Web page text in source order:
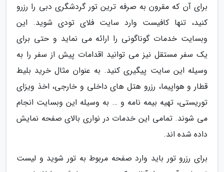
برای آن که مقرون به صرفه ترین تور گردشگری دبی را رزرو
کنید، تنها کافیست وارد سایت فلای تودی شوید. این
وبسایت خدمات گوناگونی را ارائه می نماید و حتی برای
یک سفر مستقل نیز می توانید اقدامات پیش از سفر را به
وسیله این سایت پیگیری کنید. به عنوان مثال خرید بلیط
قطار و هواپیما، رزرو هتل های داخلی و خارجی، اخذ ویزای
توریستی، تهیه بیمه نامه و … به وسیله این وبسایت انجام
می شوند. تمامی این خدمات در نواری بالای صفحه نمایش
داده شده اند.
برای رزرو تور باید وارد صفحه مربوط به تور شوید و لیست